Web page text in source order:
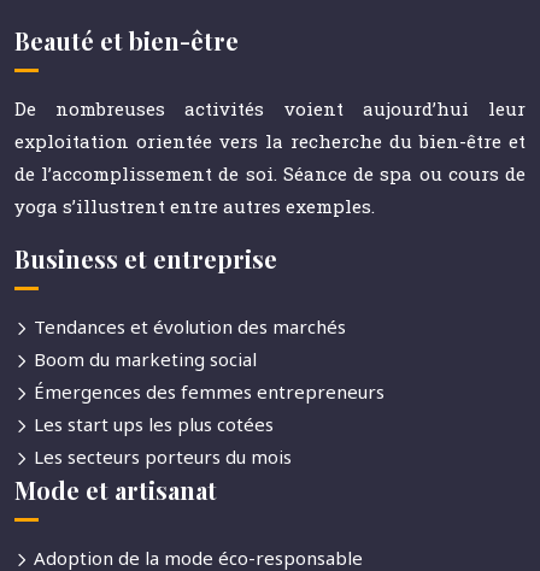
Beauté et bien-être
De nombreuses activités voient aujourd’hui leur
exploitation orientée vers la recherche du bien-être et
de l’accomplissement de soi. Séance de spa ou cours de
yoga s’illustrent entre autres exemples.
Business et entreprise
Tendances et évolution des marchés
Boom du marketing social
Émergences des femmes entrepreneurs
Les start ups les plus cotées
Les secteurs porteurs du mois
Mode et artisanat
Adoption de la mode éco-responsable